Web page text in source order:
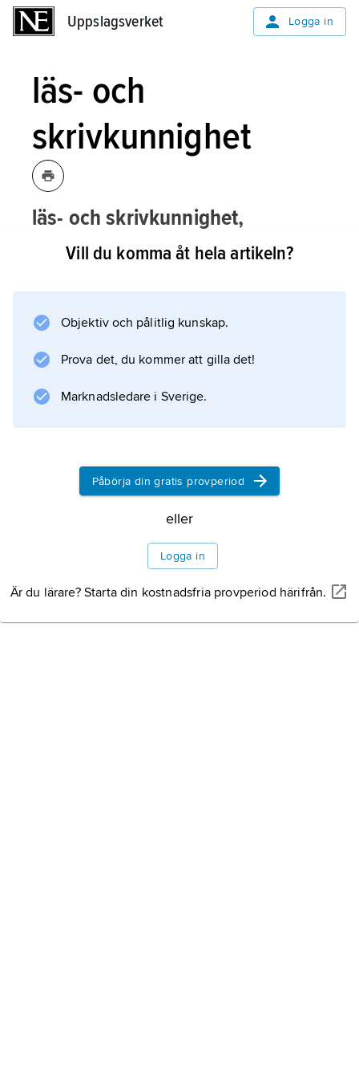
Uppslagsverket Logga in
läs- och
skrivkunnighet
läs- och skrivkunnighet,
alfabetism ,förmåga att läsa och skriva.
.
Information om artikeln
Vill du komma åt hela artikeln?
Objektiv och pålitlig kunskap.
Prova det, du kommer att gilla det!
Marknadsledare i Sverige.
Påbörja din gratis provperiod
eller
Logga in
Är du lärare? Starta din kostnadsfria provperiod härifrån.